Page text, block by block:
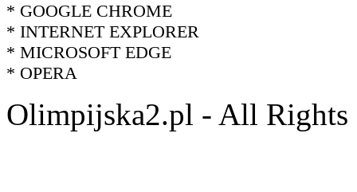
* GOOGLE CHROME
* INTERNET EXPLORER
* MICROSOFT EDGE
* OPERA
Olimpijska2.pl - All Rights